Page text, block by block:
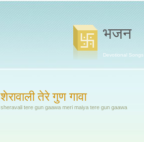
भजन
Devotional Songs
शेरावाली तेरे गुण गावा
sheravali tere gun gaawa meri maiya tere gun gaawa